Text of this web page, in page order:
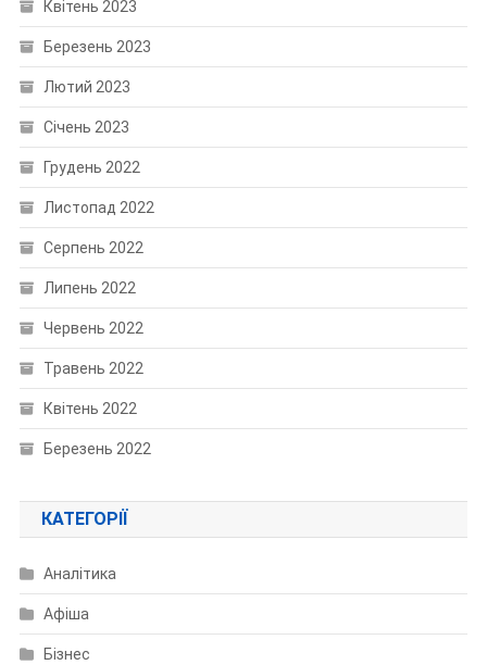
Квітень 2023
Березень 2023
Лютий 2023
Січень 2023
Грудень 2022
Листопад 2022
Серпень 2022
Липень 2022
Червень 2022
Травень 2022
Квітень 2022
Березень 2022
КАТЕГОРІЇ
Аналітика
Афіша
Бізнес